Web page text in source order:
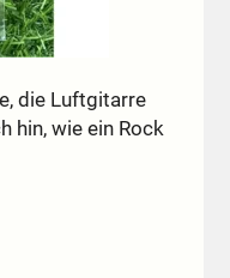
die Luftgitarre
hin, wie ein Rock